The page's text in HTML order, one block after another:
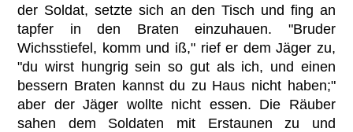
der Soldat, setzte sich an den Tisch und fing an
tapfer in den Braten einzuhauen. "Bruder
Wichsstiefel, komm und iß," rief er dem Jäger zu,
"du wirst hungrig sein so gut als ich, und einen
bessern Braten kannst du zu Haus nicht haben;"
aber der Jäger wollte nicht essen. Die Räuber
sahen dem Soldaten mit Erstaunen zu und